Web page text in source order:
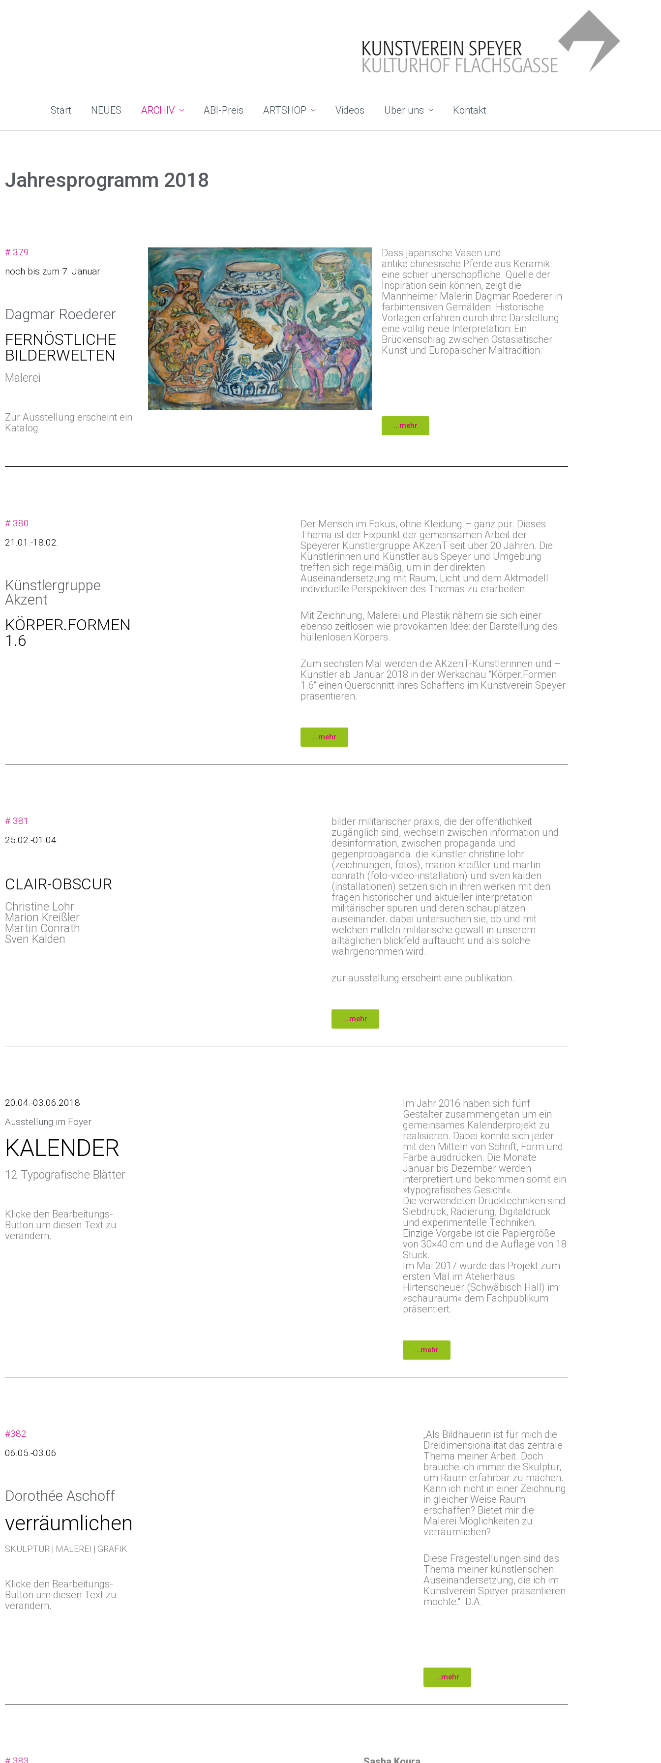
Start NEUES ARCHIV ABI-Preis ARTSHOP Videos Über uns Kontakt
Jahresprogramm 2018
# 379
noch bis zum 7. Januar
Dagmar Roederer
FERNÖSTLICHE
BILDERWELTEN
Malerei
Zur Ausstellung erscheint ein
Katalog
Dass japanische Vasen und
antike chinesische Pferde aus Keramik
eine schier unerschöpfliche Quelle der
Inspiration sein können, zeigt die
Mannheimer Malerin Dagmar Roederer in
farbintensiven Gemälden. Historische
Vorlagen erfahren durch ihre Darstellung
eine völlig neue Interpretation: Ein
Brückenschlag zwischen Ostasiatischer
Kunst und Europäischer Maltradition.
...mehr
# 380
21.01.-18.02.
Künstlergruppe
Akzent
KÖRPER.FORMEN
1.6
Der Mensch im Fokus, ohne Kleidung – ganz pur. Dieses
Thema ist der Fixpunkt der gemeinsamen Arbeit der
Speyerer Künstlergruppe AKzenT seit über 20 Jahren. Die
Künstlerinnen und Künstler aus Speyer und Umgebung
treffen sich regelmäßig, um in der direkten
Auseinandersetzung mit Raum, Licht und dem Aktmodell
individuelle Perspektiven des Themas zu erarbeiten.
Mit Zeichnung, Malerei und Plastik nähern sie sich einer
ebenso zeitlosen wie provokanten Idee: der Darstellung des
hüllenlosen Körpers.
Zum sechsten Mal werden die AKzenT-Künstlerinnen und –
Künstler ab Januar 2018 in der Werkschau “Körper.Formen
1.6“ einen Querschnitt ihres Schaffens im Kunstverein Speyer
präsentieren.
...mehr
# 381
25.02.-01.04.
CLAIR-OBSCUR
Christine Lohr
Marion Kreißler
Martin Conrath
Sven Kalden
bilder militärischer praxis, die der öffentlichkeit
zugänglich sind, wechseln zwischen information und
desinformation, zwischen propaganda und
gegenpropaganda. die künstler christine lohr
(zeichnungen, fotos), marion kreißler und martin
conrath (foto-video-installation) und sven kalden
(installationen) setzen sich in ihren werken mit den
fragen historischer und aktueller interpretation
militärischer spuren und deren schauplätzen
auseinander. dabei untersuchen sie, ob und mit
welchen mitteln militärische gewalt in unserem
alltäglichen blickfeld auftaucht und als solche
wahrgenommen wird.
zur ausstellung erscheint eine publikation.
...mehr
20.04.-03.06.2018
Ausstellung im Foyer
KALENDER
12 Typografische Blätter
Klicke den Bearbeitungs-
Button um diesen Text zu
verändern.
Im Jahr 2016 haben sich fünf
Gestalter zusammengetan um ein
gemeinsames Kalenderprojekt zu
realisieren. Dabei konnte sich jeder
mit den Mitteln von Schrift, Form und
Farbe ausdrücken. Die Monate
Januar bis Dezember werden
interpretiert und bekommen somit ein
»typografisches Gesicht«.
Die verwendeten Drucktechniken sind
Siebdruck, Radierung, Digitaldruck
und experimentelle Techniken.
Einzige Vorgabe ist die Papiergröße
von 30×40 cm und die Auflage von 18
Stück.
Im Mai 2017 wurde das Projekt zum
ersten Mal im Atelierhaus
Hirtenscheuer (Schwäbisch Hall) im
»schauraum« dem Fachpublikum
präsentiert.
...mehr
#382
06.05.-03.06
Dorothée Aschoff
verräumlichen
SKULPTUR | MALEREI | GRAFIK
Klicke den Bearbeitungs-
Button um diesen Text zu
verändern.
„Als Bildhauerin ist für mich die
Dreidimensionalität das zentrale
Thema meiner Arbeit. Doch
brauche ich immer die Skulptur,
um Raum erfahrbar zu machen.
Kann ich nicht in einer Zeichnung
in gleicher Weise Raum
erschaffen? Bietet mir die
Malerei Möglichkeiten zu
verräumlichen?
Diese Fragestellungen sind das
Thema meiner künstlerischen
Auseinandersetzung, die ich im
Kunstverein Speyer präsentieren
möchte.“ D.A.
...mehr
# 383